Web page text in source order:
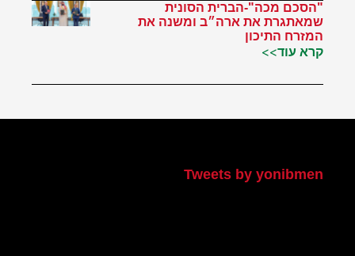
"הסכם מכה"-הברית הסונית
שמאתגרת את ארה״ב ומשנה את
המזרח התיכון
קרא עוד>>
Tweets by yonibmen